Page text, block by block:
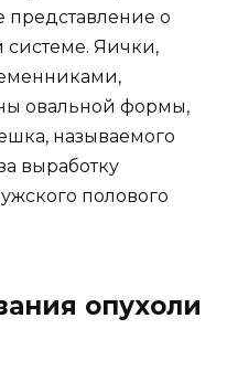
представление о
Яички,
овальной формы,
называемого
выработку
полового
опухоли